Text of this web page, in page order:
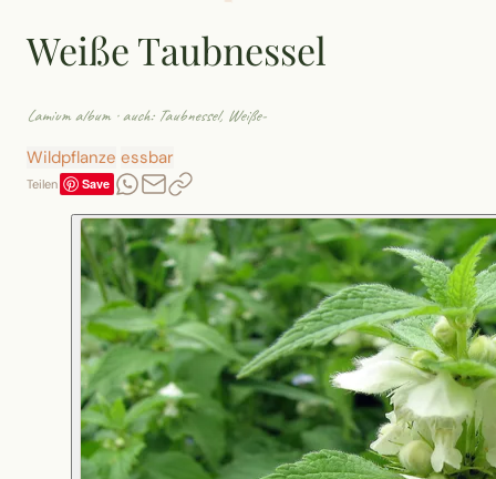
Weiße Taubnessel
Lamium album · auch: Taubnessel, Weiße-
Wildpflanze essbar
Teilen Save